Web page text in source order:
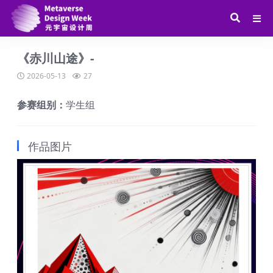
《赤川山途》-
2026-05-13 27
参赛组别： 学生组
作品图片